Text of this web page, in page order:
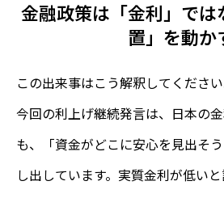
金融政策は「金利」では
置」を動か
この出来事はこう解釈してください
今回の利上げ継続発言は、日本の
も、「資金がどこに安心を見出そ
し出しています。実質金利が低いと